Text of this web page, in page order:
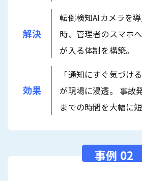
解決
転倒検知AIカメラを
時、管理者のスマホ
が入る体制を構築。
効果
「通知にすぐ気づけ
が現場に浸透。 事故
までの時間を大幅に